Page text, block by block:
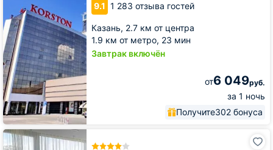
9.1 1 283 отзыва гостей
Казань, 2.7 км от центра
1.9 км от метро, 23 мин
Завтрак включён
от6 049руб.
за 1 ночь
Получите302 бонуса
Отель
Ривьера